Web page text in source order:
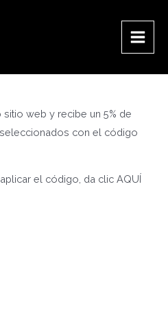
Main
web y recibe un 5% de
con el código
el código, da clicAQUÍ